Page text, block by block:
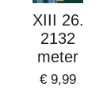
XIII 26.
2132
meter
€ 9,99